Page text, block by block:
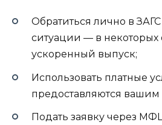
Обратиться лично в
ситуации — в некоторых
ускоренный выпуск;
Использовать платные
предоставляются вашим
Подать заявку через